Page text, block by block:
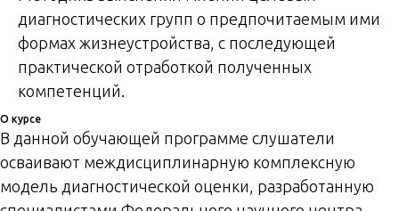
диагностических групп о предпочитаемым ими
формах жизнеустройства, с последующей
практической отработкой полученных
компетенций.
О курсе
В данной обучающей программе слушатели
осваивают междисциплинарную комплексную
модель диагностической оценки, разработанную